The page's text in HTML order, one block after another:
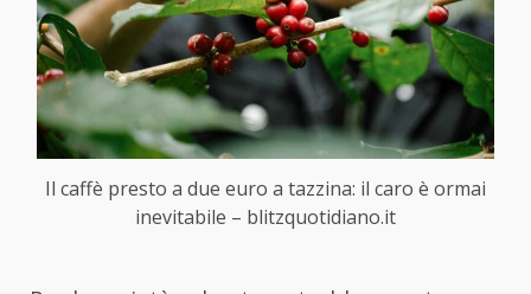
Il caffè presto a due euro a tazzina: il caro è ormai
inevitabile – blitzquotidiano.it